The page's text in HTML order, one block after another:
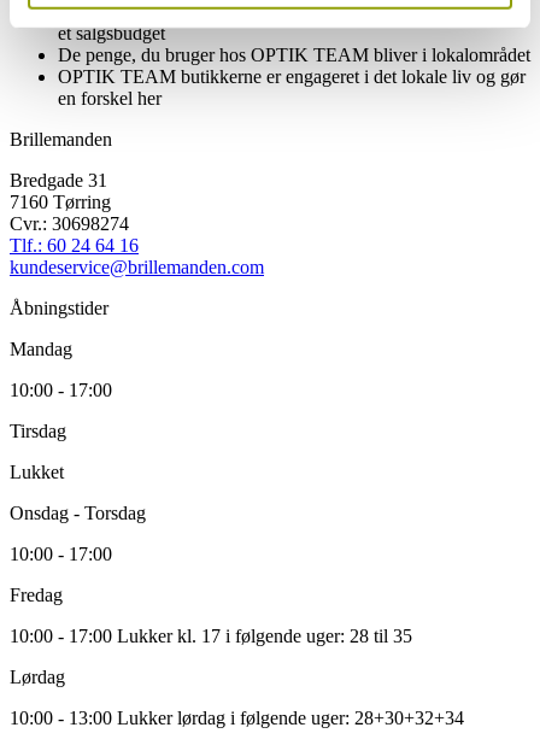
For OPTIK TEAM er alle kunder ønskekunder – ikke et tal i
et salgsbudget
De penge, du bruger hos OPTIK TEAM bliver i lokalområdet
OPTIK TEAM butikkerne er engageret i det lokale liv og gør
en forskel her
Brillemanden
Bredgade 31
7160 Tørring
Cvr.: 30698274
Tlf.: 60 24 64 16
kundeservice@brillemanden.com
Åbningstider
Mandag
10:00 - 17:00
Tirsdag
Lukket
Onsdag - Torsdag
10:00 - 17:00
Fredag
10:00 - 17:00 Lukker kl. 17 i følgende uger: 28 til 35
Lørdag
10:00 - 13:00 Lukker lørdag i følgende uger: 28+30+32+34